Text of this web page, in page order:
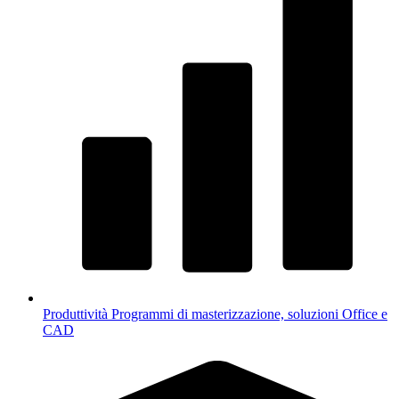
Produttività Programmi di masterizzazione, soluzioni Office e
CAD